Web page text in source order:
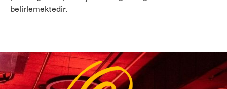
belirlemektedir.